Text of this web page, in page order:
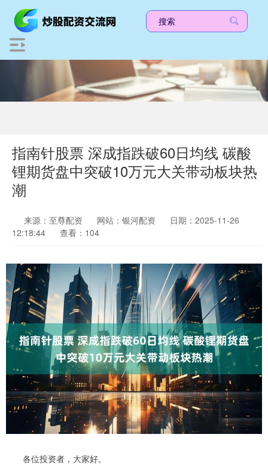
指南针股票 深成指跌破60日均线 碳酸
锂期货盘中突破10万元大关带动板块热
潮
来源：至尊配资 网站：银河配资
日期：2025-11-26
12:18:44
查看：104
各位投资者，大家好。